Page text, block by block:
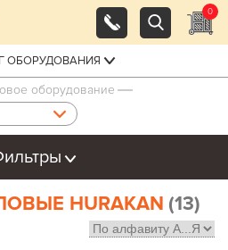
0
ОБОРУДОВАНИЯ
оборудование
HURAKAN (13)